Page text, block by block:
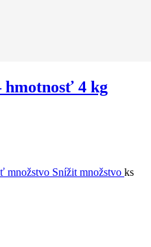
hmotnosť 4 kg
množstvo Snížit množstvo ks